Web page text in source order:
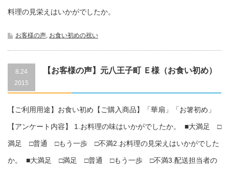
料理の見栄えはいかがでしたか。
お客様の声, お食い初めの祝い
8.24
2015
【お客様の声】元八王子町 Ｅ様（お食い初め）
【ご利用用途】お食い初め【ご購入商品】「華扇」「お箸初め」
【アンケート内容】 1.お料理の味はいかがでしたか。 ■大満足 □
満足 □普通 □もう一歩 □不満2.お料理の見栄えはいかがでした
か。 ■大満足 □満足 □普通 □もう一歩 □不満3.配送担当者の